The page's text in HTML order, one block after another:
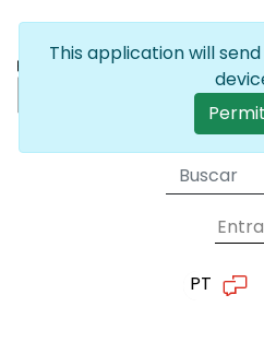
PT
This application will